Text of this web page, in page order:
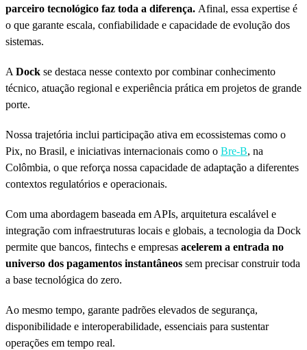
parceiro tecnológico faz toda a diferença. Afinal, essa expertise é
o que garante escala, confiabilidade e capacidade de evolução dos
sistemas.
A Dock se destaca nesse contexto por combinar conhecimento
técnico, atuação regional e experiência prática em projetos de grande
porte.
Nossa trajetória inclui participação ativa em ecossistemas como o
Pix, no Brasil, e iniciativas internacionais como o Bre-B, na
Colômbia, o que reforça nossa capacidade de adaptação a diferentes
contextos regulatórios e operacionais.
Com uma abordagem baseada em APIs, arquitetura escalável e
integração com infraestruturas locais e globais, a tecnologia da Dock
permite que bancos, fintechs e empresas acelerem a entrada no
universo dos pagamentos instantâneos sem precisar construir toda
a base tecnológica do zero.
Ao mesmo tempo, garante padrões elevados de segurança,
disponibilidade e interoperabilidade, essenciais para sustentar
operações em tempo real.